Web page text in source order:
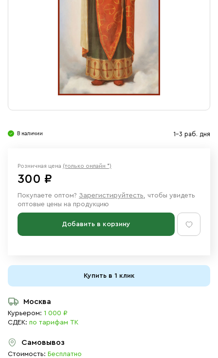
В наличии 1-3 раб. дня
Розничная цена (только онлайн *)
300 ₽
Покупаете оптом? Зарегистируйтесть, чтобы увидеть
оптовые цены на продукцию
Добавить в корзину
Купить в 1 клик
Москва
Курьером: 1 000 ₽
СДЕК: по тарифам ТК
Самовывоз
Стоимость: Бесплатно